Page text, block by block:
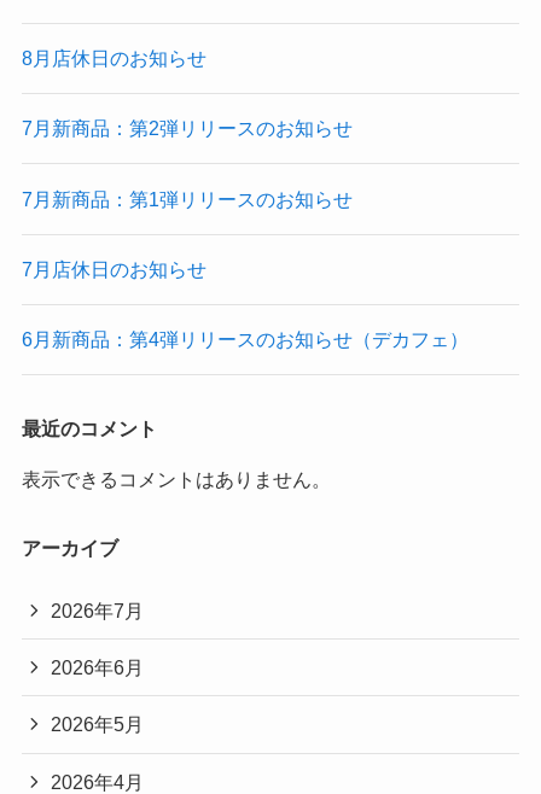
8月店休日のお知らせ
7月新商品：第2弾リリースのお知らせ
7月新商品：第1弾リリースのお知らせ
7月店休日のお知らせ
6月新商品：第4弾リリースのお知らせ（デカフェ）
最近のコメント
表示できるコメントはありません。
アーカイブ
2026年7月
2026年6月
2026年5月
2026年4月